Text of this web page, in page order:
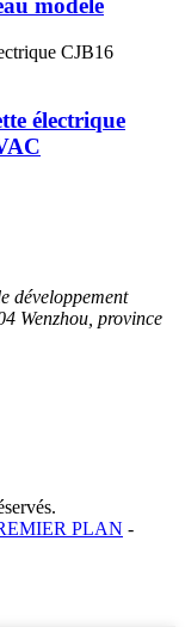
modèle
électrique
développement
Wenzhou, province
PLAN -